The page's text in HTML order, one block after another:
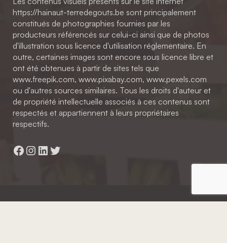
https://hainaut-terredegouts.be sont principalement
constitués de photographies fournies par les
producteurs référencés sur celui-ci ainsi que de photos
d'illustration sous licence d'utilisation réglementaire. En
outre, certaines images sont encore sous licence libre et
ont été obtenues à partir de sites tels que
www.freepik.com, www.pixabay.com, www.pexels.com
ou d'autres sources similaires. Tous les droits d'auteur et
de propriété intellectuelle associés à ces contenus sont
respectés et appartiennent à leurs propriétaires
respectifs.
Facebook
Instagram
LinkedIn
Twitter